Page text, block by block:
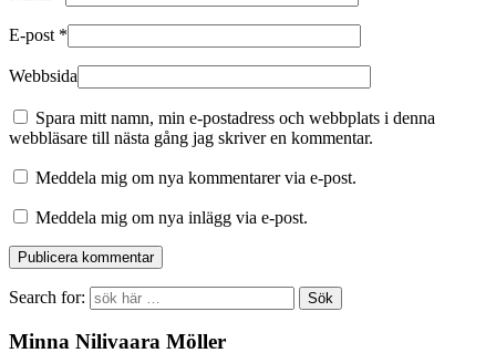
E-post *
Webbsida
Spara mitt namn, min e-postadress och webbplats i denna
webbläsare till nästa gång jag skriver en kommentar.
Meddela mig om nya kommentarer via e-post.
Meddela mig om nya inlägg via e-post.
Search for:
Minna Nilivaara Möller